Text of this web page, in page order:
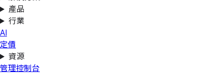
產品
行業
AI
定價
資源
管理控制台